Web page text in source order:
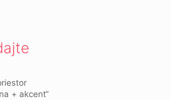
+ akcent“